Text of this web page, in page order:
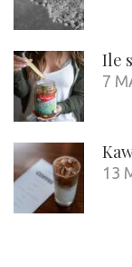
Ile
7
13